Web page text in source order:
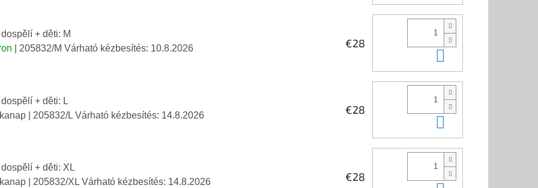
+ děti: M
| 205832/M Várható kézbesítés: 10.8.2026 €28
+ děti: L
| 205832/L Várható kézbesítés: 14.8.2026 €28
+ děti: XL
| 205832/XLVárható kézbesítés: 14.8.2026 €28